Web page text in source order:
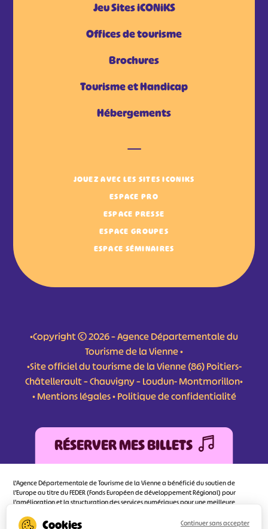
Jeu Sites iCONiKS
Offices de tourisme
Brochures
Tourisme et Handicap
Hébergements
JOUEZ AVEC LES SITES ICONIKS
ESPACE PRO
ESPACE PRESSE
ESPACE GROUPES
ESPACE SÉMINAIRES
•Copyright © 2026 – Agence Départementale du
Tourisme de la Vienne •
•Site officiel du tourisme de la Vienne (86) Poitiers-
Châtellerault – Chauvigny – Loudun- Montmorillon•
•Mentions légales•Politique de confidentialité
RÉSERVER MES BILLETS
L'Agence Départementale de Tourisme de la Vienne a bénéficié du soutien de
l’Europe au titre du FEDER (Fonds Européen de développement Régional) pour
l’amélioration et la structuration des services numériques pour une meilleure
d’orienter au mieux le visiteur.
Continuer sans accepter